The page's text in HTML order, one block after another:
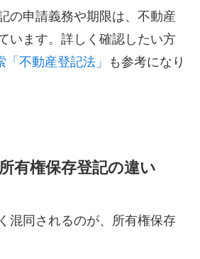
の申請義務や期限は、不動産
います。詳しく確認したい方
不動産登記法」
も参考になり
有権保存登記の違い
混同されるのが、所有権保存